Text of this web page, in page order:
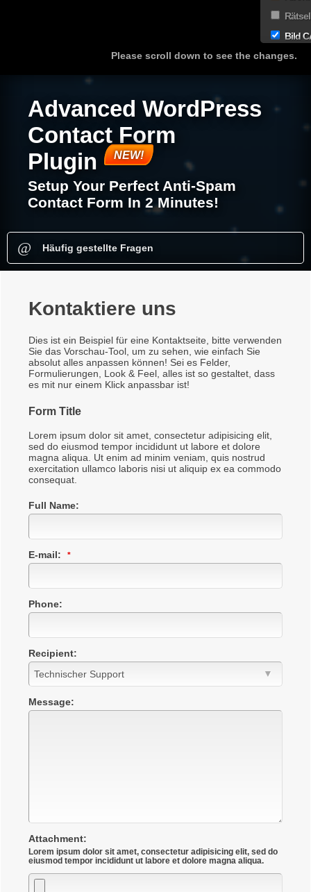
Bild
Please scroll down to see the changes.
Advanced WordPress
Contact Form
Plugin
Setup Your Perfect Anti-Spam
Contact Form In 2 Minutes!
Häufig gestellte Fragen
Kontaktiere uns
Kontaktiere uns
Dies ist ein Beispiel für eine Kontaktseite, bitte verwenden
Sie das Vorschau-Tool, um zu sehen, wie einfach Sie
absolut alles anpassen können! Sei es Felder,
Formulierungen, Look & Feel, alles ist so gestaltet, dass
es mit nur einem Klick anpassbar ist!
Form Title
Lorem ipsum dolor sit amet, consectetur adipisicing elit,
sed do eiusmod tempor incididunt ut labore et dolore
magna aliqua. Ut enim ad minim veniam, quis nostrud
exercitation ullamco laboris nisi ut aliquip ex ea commodo
consequat.
Full Name:
E-mail:
Phone:
Recipient:
Message:
Attachment:
Lorem ipsum dolor sit amet, consectetur adipisicing elit, sed do
eiusmod tempor incididunt ut labore et dolore magna aliqua.
Attachment
1
Attachment
2
Attachment
3
09c134af1dd3eb7767d726e892682fa9